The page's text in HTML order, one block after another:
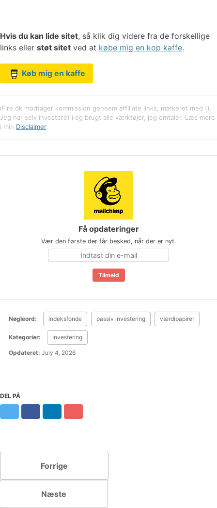
Hvis du kan lide sitet, så klik dig videre fra de forskellige
links eller støt sitet ved at købe mig en kop kaffe.
Køb mig en kaffe
iFire.dk modtager kommission gennem affiliate links, markeret med ().
Jeg har selv investeret i og brugt alle værktøjer, jeg omtaler. Læs mere
i min Disclaimer.
Få opdateringer
Vær den første der får besked, når der er nyt.
Nøgleord: indeksfonde passiv investering værdipapirer
Kategorier: Investering
Opdateret: July 4, 2026
DEL PÅ
Forrige
Næste